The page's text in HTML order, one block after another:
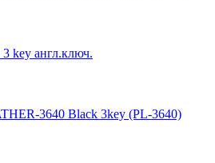
key англ.ключ.
3640 Black 3key (PL-3640)